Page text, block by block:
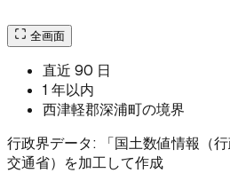
全画面
直近 90 日
1 年以内
西津軽郡深浦町の境界
行政界データ: 「国土数値情報（
交通省）を加工して作成